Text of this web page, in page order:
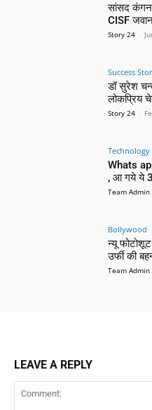
सांसद कंगना
CISF
Story 24 -
Success
डॉ सुरेश
लोकप्रिय
Story 24 -
Technology
Whats
, आ गये ये
Team Admin
Bollywood
न्यू फोटोशूट
उर्फी की
Team Admin
LEAVE A REPLY